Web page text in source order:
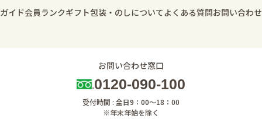
イド会員ランクギフト包装・のしについてよくある質問お問い合わせ
お問い合わせ窓口
0120-090-100
受付時間 : 全日9：00～18：00
※年末年始を除く